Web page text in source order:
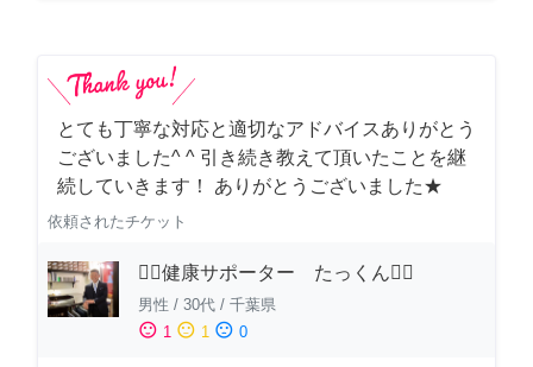
とても丁寧な対応と適切なアドバイスありがとう
ございました^ ^ 引き続き教えて頂いたことを継
続していきます！ ありがとうございました★
依頼されたチケット
🏋️‍♂️健康サポーター たっくん🏋️‍♂️
男性 / 30代 / 千葉県
sentiment_satisfied 1 sentiment_neutral 1 sentiment_dissatisfied 0